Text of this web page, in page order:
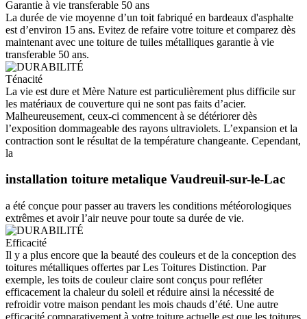
Garantie à vie transferable 50 ans
La durée de vie moyenne d’un toit fabriqué en bardeaux d'asphalte
est d’environ 15 ans. Evitez de refaire votre toiture et comparez dès
maintenant avec une toiture de tuiles métalliques garantie à vie
transferable 50 ans.
Ténacité
La vie est dure et Mère Nature est particulièrement plus difficile sur
les matériaux de couverture qui ne sont pas faits d’acier.
Malheureusement, ceux-ci commencent à se détériorer dès
l’exposition dommageable des rayons ultraviolets. L’expansion et la
contraction sont le résultat de la température changeante. Cependant,
la
installation toiture metalique Vaudreuil-sur-le-Lac
a été conçue pour passer au travers les conditions météorologiques
extrêmes et avoir l’air neuve pour toute sa durée de vie.
Efficacité
Il y a plus encore que la beauté des couleurs et de la conception des
toitures métalliques offertes par Les Toitures Distinction. Par
exemple, les toits de couleur claire sont conçus pour refléter
efficacement la chaleur du soleil et réduire ainsi la nécessité de
refroidir votre maison pendant les mois chauds d’été. Une autre
efficacité comparativement à votre toiture actuelle est que les toitures